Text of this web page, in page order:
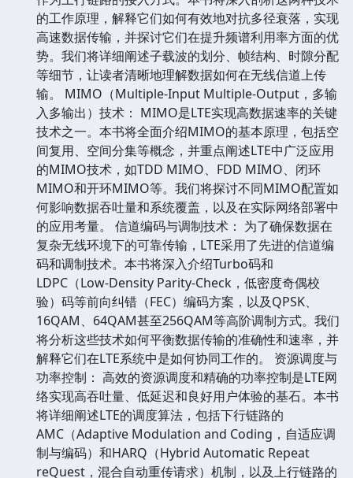
的工作原理，解释它们如何有效地对抗多径衰落，实现
高速数据传输，并探讨它们在提升频谱利用率方面的优
势。我们将详细阐述子载波的划分、帧结构、时隙分配
等细节，让读者清晰地理解数据如何在无线信道上传
输。 MIMO（Multiple-Input Multiple-Output，多输
入多输出）技术： MIMO是LTE实现高数据速率的关键
技术之一。本书将全面介绍MIMO的基本原理，包括空
间复用、空间分集等概念，并重点阐述LTE中广泛应用
的MIMO技术，如TDD MIMO、FDD MIMO、闭环
MIMO和开环MIMO等。我们将探讨不同MIMO配置如
何影响数据吞吐量和系统覆盖，以及在实际网络部署中
的应用考量。 信道编码与调制技术： 为了确保数据在
复杂无线环境下的可靠传输，LTE采用了先进的信道编
码和调制技术。本书将深入介绍Turbo码和
LDPC（Low-Density Parity-Check，低密度奇偶校
验）码等前向纠错（FEC）编码方案，以及QPSK、
16QAM、64QAM甚至256QAM等高阶调制方式。我们
将分析这些技术如何平衡数据传输的准确性和速率，并
解释它们在LTE系统中是如何协同工作的。 资源调度与
功率控制： 高效的资源调度和精确的功率控制是LTE网
络实现高吞吐量、低延迟和良好用户体验的基石。本书
将详细阐述LTE的调度算法，包括下行链路的
AMC（Adaptive Modulation and Coding，自适应调
制与编码）和HARQ（Hybrid Automatic Repeat
reQuest，混合自动重传请求）机制，以及上行链路的